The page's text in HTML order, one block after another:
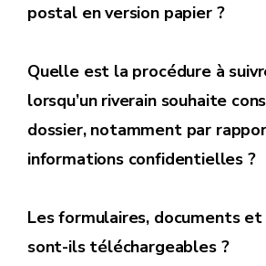
postal en version papier ?
Quelle est la procédure à
lorsqu’un riverain souhaite
dossier, notamment par
informations confidentielles ?
Les formulaires, documents et
sont-ils téléchargeables ?